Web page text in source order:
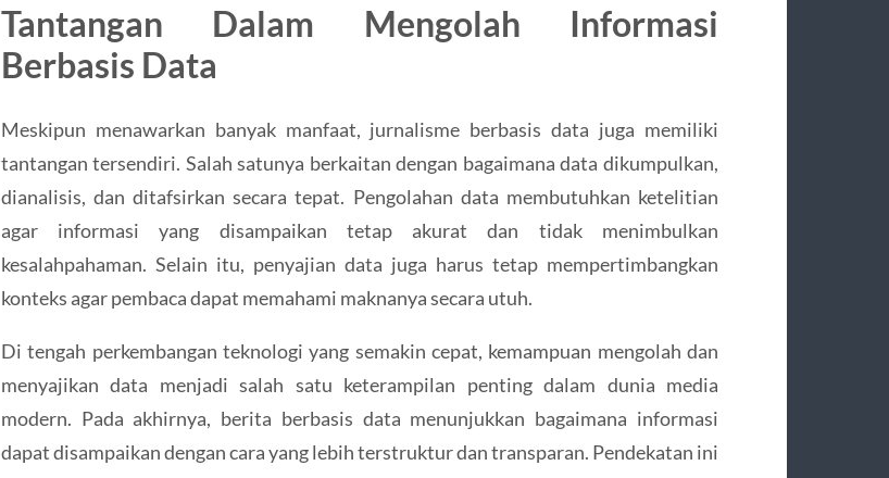
Tantangan Dalam Mengolah Informasi
Berbasis Data
Meskipun menawarkan banyak manfaat, jurnalisme berbasis data juga memiliki
tantangan tersendiri. Salah satunya berkaitan dengan bagaimana data dikumpulkan,
dianalisis, dan ditafsirkan secara tepat. Pengolahan data membutuhkan ketelitian
agar informasi yang disampaikan tetap akurat dan tidak menimbulkan
kesalahpahaman. Selain itu, penyajian data juga harus tetap mempertimbangkan
konteks agar pembaca dapat memahami maknanya secara utuh.
Di tengah perkembangan teknologi yang semakin cepat, kemampuan mengolah dan
menyajikan data menjadi salah satu keterampilan penting dalam dunia media
modern. Pada akhirnya, berita berbasis data menunjukkan bagaimana informasi
dapat disampaikan dengan cara yang lebih terstruktur dan transparan. Pendekatan ini